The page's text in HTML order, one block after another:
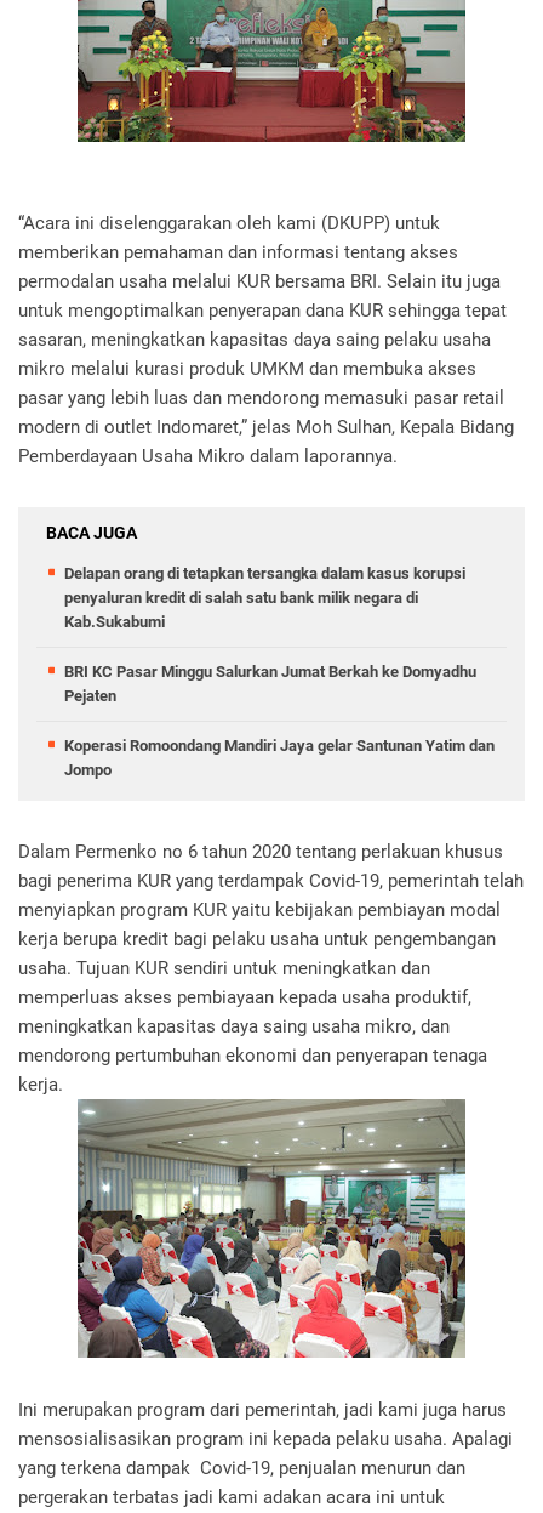
“Acara ini diselenggarakan oleh kami (DKUPP) untuk
memberikan pemahaman dan informasi tentang akses
permodalan usaha melalui KUR bersama BRI. Selain itu juga
untuk mengoptimalkan penyerapan dana KUR sehingga tepat
sasaran, meningkatkan kapasitas daya saing pelaku usaha
mikro melalui kurasi produk UMKM dan membuka akses
pasar yang lebih luas dan mendorong memasuki pasar retail
modern di outlet Indomaret,” jelas Moh Sulhan, Kepala Bidang
Pemberdayaan Usaha Mikro dalam laporannya.
BACA JUGA
Delapan orang di tetapkan tersangka dalam kasus korupsi
penyaluran kredit di salah satu bank milik negara di
Kab.Sukabumi
BRI KC Pasar Minggu Salurkan Jumat Berkah ke Domyadhu
Pejaten
Koperasi Romoondang Mandiri Jaya gelar Santunan Yatim dan
Jompo
Dalam Permenko no 6 tahun 2020 tentang perlakuan khusus
bagi penerima KUR yang terdampak Covid-19, pemerintah telah
menyiapkan program KUR yaitu kebijakan pembiayan modal
kerja berupa kredit bagi pelaku usaha untuk pengembangan
usaha. Tujuan KUR sendiri untuk meningkatkan dan
memperluas akses pembiayaan kepada usaha produktif,
meningkatkan kapasitas daya saing usaha mikro, dan
mendorong pertumbuhan ekonomi dan penyerapan tenaga
kerja.
Ini merupakan program dari pemerintah, jadi kami juga harus
mensosialisasikan program ini kepada pelaku usaha. Apalagi
yang terkena dampak Covid-19, penjualan menurun dan
pergerakan terbatas jadi kami adakan acara ini untuk